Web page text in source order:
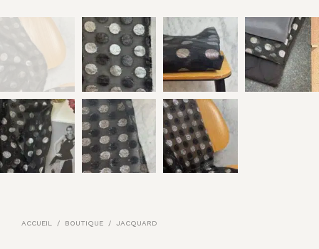
ACCUEIL / BOUTIQUE / JACQUARD